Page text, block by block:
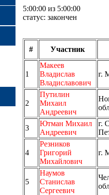
5:00:00 из 5:00:00
статус: закончен
# Участник
1
Макеев
Владислав
Владиславович
г.
2
Путилин
Михаил
Андреевич
3
Ютман Михаил
Андреевич
г.
4
Резников
Григорий
Михайлович
г.
5
Наумов
Станислав
Сергеевич